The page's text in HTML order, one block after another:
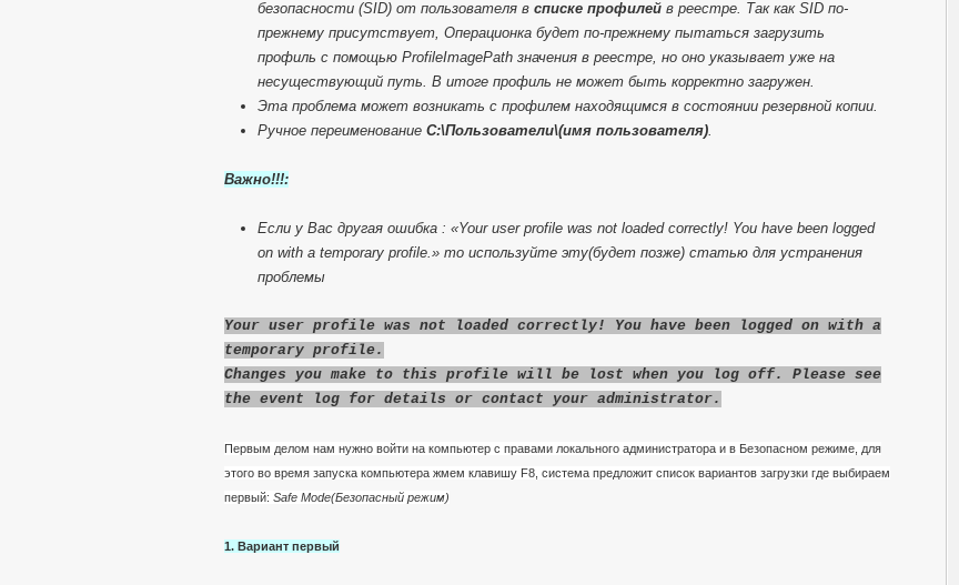
безопасности (SID) от пользователя в списке профилей в реестре. Так как SID по-
прежнему присутствует, Операционка будет по-прежнему пытаться загрузить
профиль с помощью ProfileImagePath значения в реестре, но оно указывает уже на
несуществующий путь. В итоге профиль не может быть корректно загружен.
Эта проблема может возникать с профилем находящимся в состоянии резервной копии.
Ручное переименование C:\Пользователи\(имя пользователя).
Важно!!!:
Если у Вас другая ошибка : «Your user profile was not loaded correctly! You have been logged
on with a temporary profile.» то используйте эту(будет позже) статью для устранения
проблемы
Your user profile was not loaded correctly! You have been logged on with a
temporary profile.
Changes you make to this profile will be lost when you log off. Please see
the event log for details or contact your administrator.
Первым делом нам нужно войти на компьютер с правами локального администратора и в Безопасном режиме, для
этого во время запуска компьютера жмем клавишу F8, система предложит список вариантов загрузки где выбираем
первый: Safe Mode(Безопасный режим)
1. Вариант первый